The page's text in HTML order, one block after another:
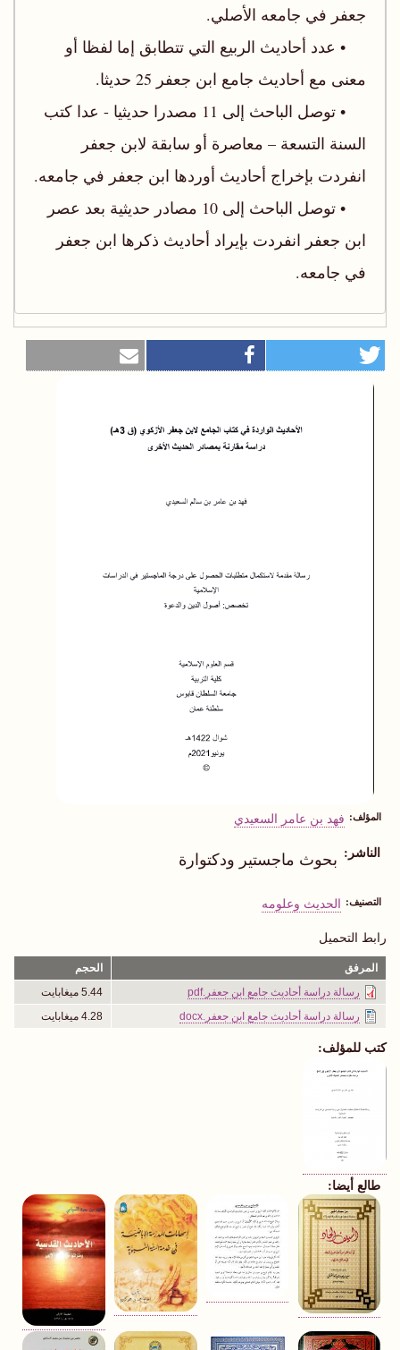
جعفر في جامعه الأصلي.
• عدد أحاديث الربيع التي تتطابق إما لفظا أو
معنى مع أحاديث جامع ابن جعفر 25 حديثا.
• توصل الباحث إلى 11 مصدرا حديثيا - عدا كتب
السنة التسعة – معاصرة أو سابقة لابن جعفر
انفردت بإخراج أحاديث أوردها ابن جعفر في جامعه.
• توصل الباحث إلى 10 مصادر حديثية بعد عصر
ابن جعفر انفردت بإيراد أحاديث ذكرها ابن جعفر
في جامعه.
المؤلف فهد بن عامر السعيدي
الناشر بحوث ماجستير ودكتوارة
التصنيف الحديث وعلومه
رابط التحميل
المرفق
الحجم
رسالة دراسة أحاديث جامع ابن جعفر.pdf
5.44 ميغابايت
رسالة دراسة أحاديث جامع ابن جعفر.docx
4.28 ميغابايت
كتب للمؤلف:
طالع أيضا